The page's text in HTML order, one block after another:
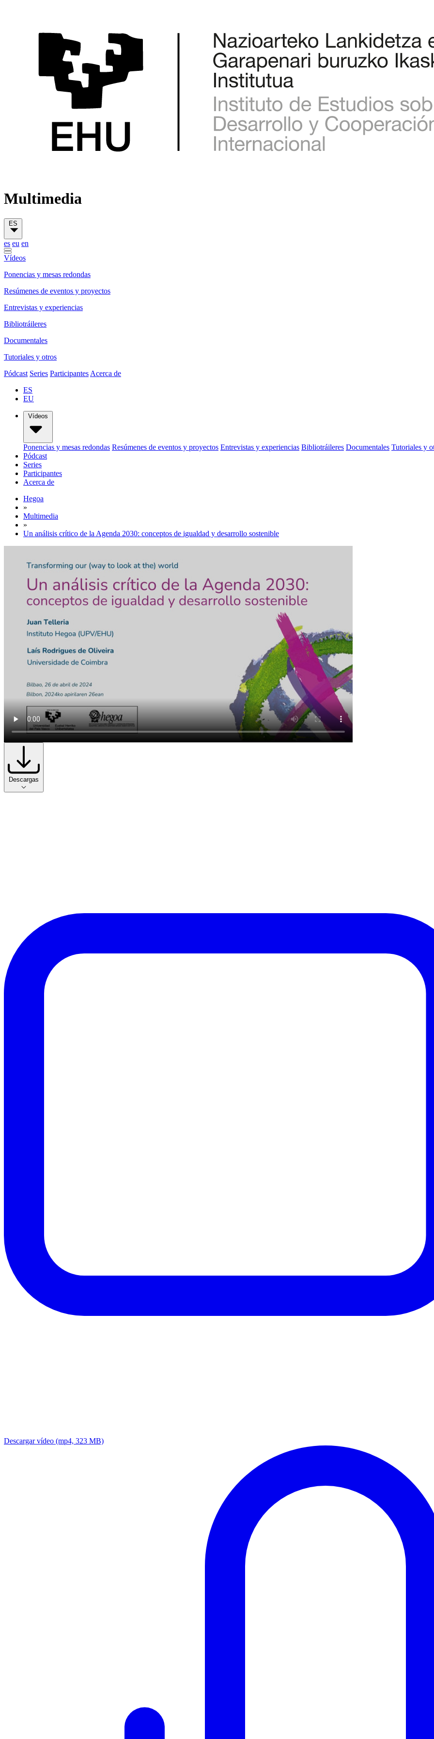
Multimedia
ES
es eu en
Vídeos
Ponencias y mesas redondas
Resúmenes de eventos y proyectos
Entrevistas y experiencias
Bibliotráileres
Documentales
Tutoriales y otros
Pódcast Series Participantes Acerca de
ES
EU
Vídeos
Ponencias y mesas redondas Resúmenes de eventos y proyectos Entrevistas y experiencias Bibliotráileres Documentales Tutoriales y
Pódcast
Series
Participantes
Acerca de
Hegoa
»
Multimedia
»
Un análisis crítico de la Agenda 2030: conceptos de igualdad y desarrollo sostenible
Descargas
Descargar vídeo (mp4, 323 MB)